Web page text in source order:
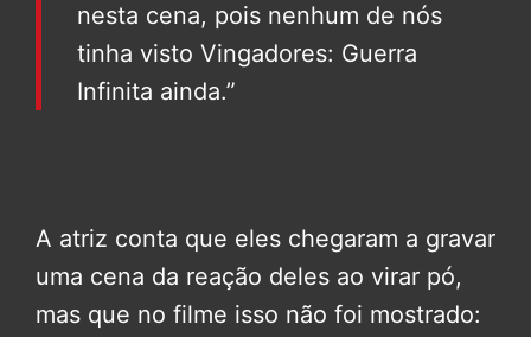
nesta cena, pois nenhum de nós
tinha visto Vingadores: Guerra
Infinita ainda.”
A atriz conta que eles chegaram a gravar
uma cena da reação deles ao virar pó,
mas que no filme isso não foi mostrado: